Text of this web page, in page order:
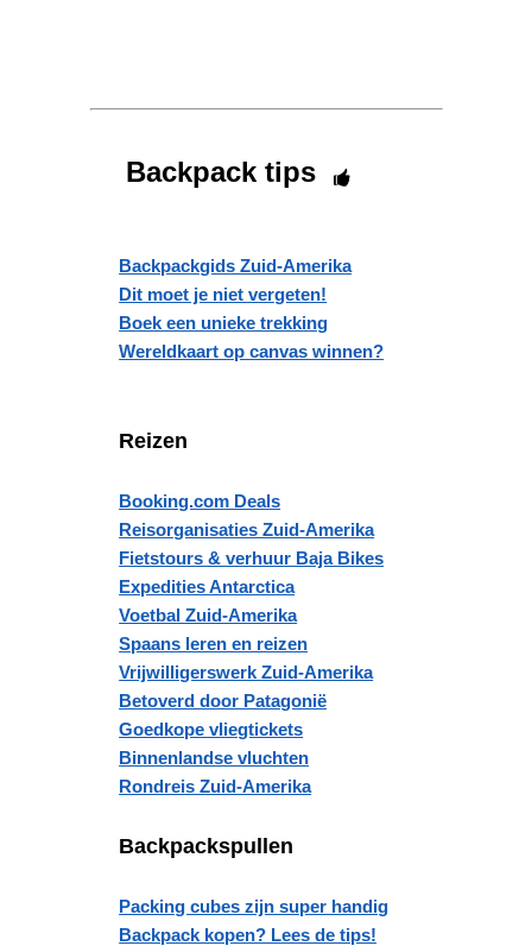
Backpack tips
Backpackgids Zuid-Amerika
Dit moet je niet vergeten!
Boek een unieke trekking
Wereldkaart op canvas winnen?
Reizen
Booking.com Deals
Reisorganisaties Zuid-Amerika
Fietstours & verhuur Baja Bikes
Expedities Antarctica
Voetbal Zuid-Amerika
Spaans leren en reizen
Vrijwilligerswerk Zuid-Amerika
Betoverd door Patagonië
Goedkope vliegtickets
Binnenlandse vluchten
Rondreis Zuid-Amerika
Backpackspullen
Packing cubes zijn super handig
Backpack kopen? Lees de tips!